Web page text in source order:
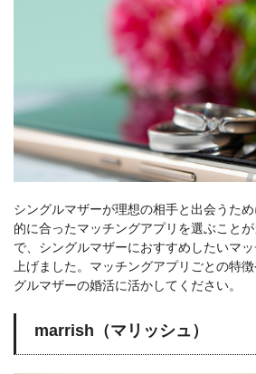
シングルマザーが理想の相手と出会うた
的に合ったマッチングアプリを選ぶこと
で、シングルマザーにおすすめしたいマ
上げました。マッチングアプリごとの特
グルマザーの婚活に活かしてください。
marrish（マリッシュ）